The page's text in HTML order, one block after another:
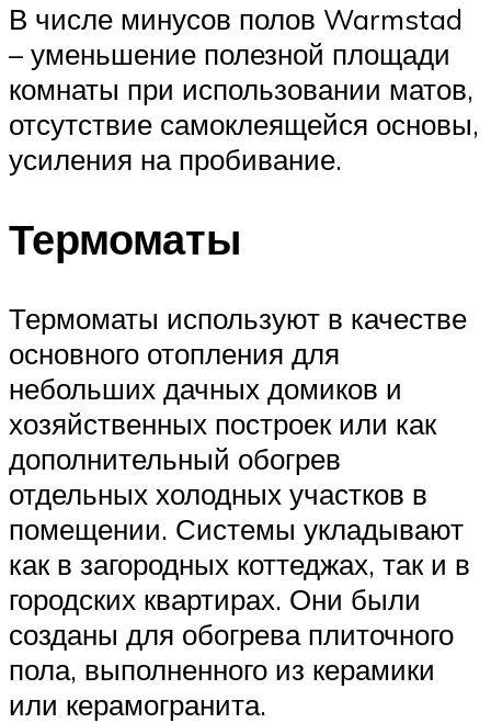
В числе минусов полов Warmstad
– уменьшение полезной площади
комнаты при использовании матов,
отсутствие самоклеящейся основы,
усиления на пробивание.
Термоматы
Термоматы используют в качестве
основного отопления для
небольших дачных домиков и
хозяйственных построек или как
дополнительный обогрев
отдельных холодных участков в
помещении. Системы укладывают
как в загородных коттеджах, так и в
городских квартирах. Они были
созданы для обогрева плиточного
пола, выполненного из керамики
или керамогранита.